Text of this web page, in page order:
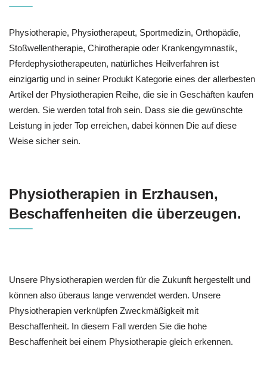
Physiotherapie, Physiotherapeut, Sportmedizin, Orthopädie,
Stoßwellentherapie, Chirotherapie oder Krankengymnastik,
Pferdephysiotherapeuten, natürliches Heilverfahren ist
einzigartig und in seiner Produkt Kategorie eines der allerbesten
Artikel der Physiotherapien Reihe, die sie in Geschäften kaufen
werden. Sie werden total froh sein. Dass sie die gewünschte
Leistung in jeder Top erreichen, dabei können Die auf diese
Weise sicher sein.
Physiotherapien in Erzhausen,
Beschaffenheiten die überzeugen.
Unsere Physiotherapien werden für die Zukunft hergestellt und
können also überaus lange verwendet werden. Unsere
Physiotherapien verknüpfen Zweckmäßigkeit mit
Beschaffenheit. In diesem Fall werden Sie die hohe
Beschaffenheit bei einem Physiotherapie gleich erkennen.